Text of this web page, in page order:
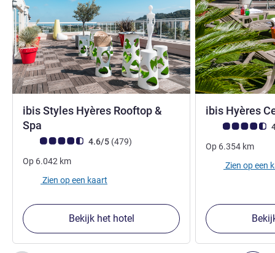
ibis Styles Hyères Rooftop &
Spa
Avis-klantbeoordeling (ALL beoordeling)
4.6/5 (479beoordelingen
)
Op 6.042 km
Zien op een kaart
Bekijk het hotel
ibis Hyères
Avis-
Op 6.354 km
Zien op een